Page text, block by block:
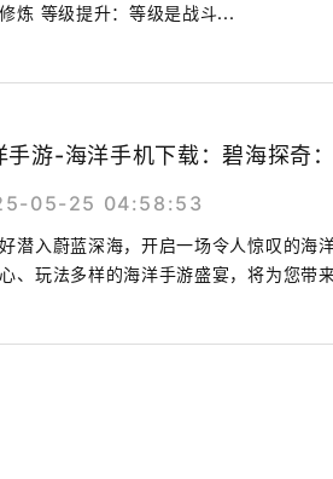
炼 等级提升：等级是战斗...
手游-海洋手机下载：碧海探奇
05-25 04:58:53
潜入蔚蓝深海，开启一场令人惊叹的海
、玩法多样的海洋手游盛宴，将为您带